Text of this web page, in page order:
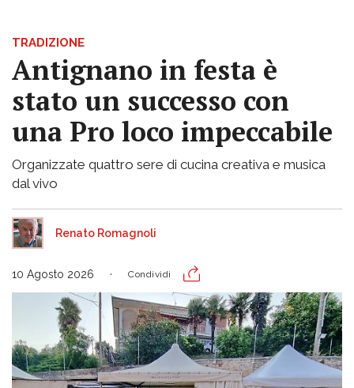
TRADIZIONE
Antignano in festa è
stato un successo con
una Pro loco impeccabile
Organizzate quattro sere di cucina creativa e musica
dal vivo
Renato Romagnoli
10 Agosto 2026 Condividi